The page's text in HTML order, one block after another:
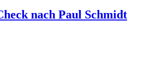
nach Paul Schmidt